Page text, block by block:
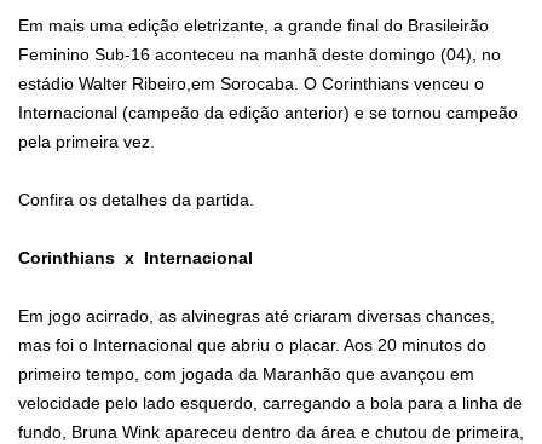
Em mais uma edição eletrizante, a grande final do Brasileirão
Feminino Sub-16 aconteceu na manhã deste domingo (04), no
estádio Walter Ribeiro,em Sorocaba. O Corinthians venceu o
Internacional (campeão da edição anterior) e se tornou campeão
pela primeira vez.
Confira os detalhes da partida.
Corinthians x Internacional
Em jogo acirrado, as alvinegras até criaram diversas chances,
mas foi o Internacional que abriu o placar. Aos 20 minutos do
primeiro tempo, com jogada da Maranhão que avançou em
velocidade pelo lado esquerdo, carregando a bola para a linha de
fundo, Bruna Wink apareceu dentro da área e chutou de primeira,